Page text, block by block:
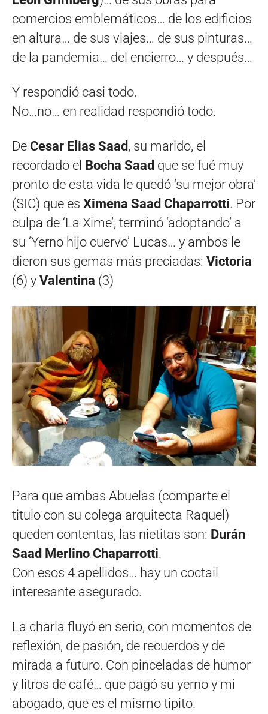
comercios emblemáticos… de los edificios
en altura… de sus viajes… de sus pinturas…
de la pandemia… del encierro… y después…
Y respondió casi todo.
No…no… en realidad respondió todo.
De Cesar Elias Saad , su marido, el
recordado el Bocha Saad que se fué muy
pronto de esta vida le quedó ‘su mejor obra’
(SIC) que es Ximena Saad Chaparrotti. Por
culpa de ‘La Xime’, terminó ‘adoptando’ a
su ‘Yerno hijo cuervo’ Lucas… y ambos le
dieron sus gemas más preciadas: Victoria
(6) y Valentina (3)
Para que ambas Abuelas (comparte el
titulo con su colega arquitecta Raquel)
queden contentas, las nietitas son: Durán
Saad Merlino Chaparrotti.
Con esos 4 apellidos… hay un coctail
interesante asegurado.
La charla fluyó en serio, con momentos de
reflexión, de pasión, de recuerdos y de
mirada a futuro. Con pinceladas de humor
y litros de café… que pagó su yerno y mi
abogado, que es el mismo tipito.